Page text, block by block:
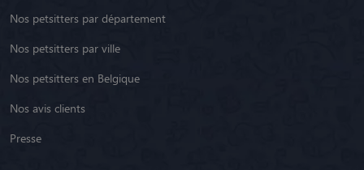
Nos petsitters par département
Nos petsitters par ville
Nos petsitters en Belgique
Nos avis clients
Presse